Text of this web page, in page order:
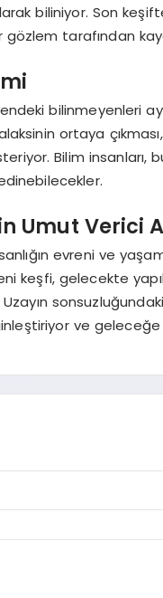
biliniyor. Son
tarafından
bilinmeyenleri
ortaya
Bilim insanları,
Umut Verici
evreni ve
keşfi, gelecekte
ve